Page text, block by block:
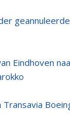
Eindhoven